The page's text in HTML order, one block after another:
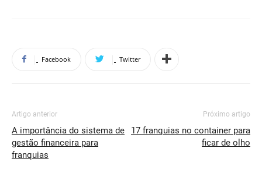
Facebook Twitter
Artigo anterior
A importância do sistema de
gestão financeira para
franquias
Próximo artigo
17 franquias no container para
ficar de olho